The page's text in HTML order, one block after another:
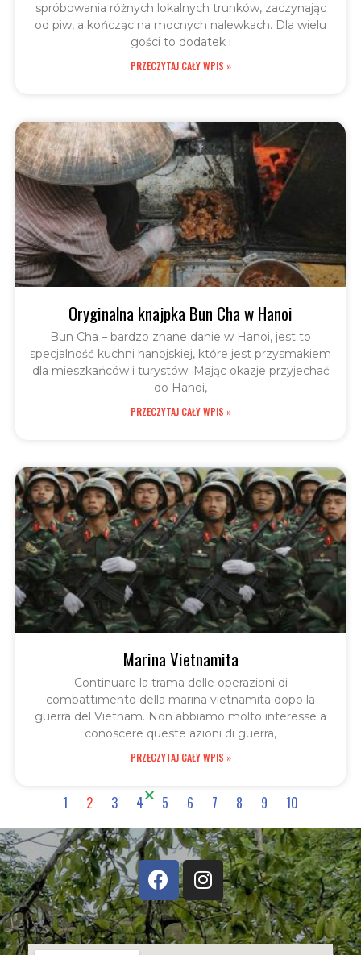
spróbowania różnych lokalnych trunków, zaczynając
od piw, a kończąc na mocnych nalewkach. Dla wielu
gości to dodatek i
PRZECZYTAJ CAŁY WPIS »
Oryginalna knajpka Bun Cha w Hanoi
Bun Cha – bardzo znane danie w Hanoi, jest to
specjalność kuchni hanojskiej, które jest przysmakiem
dla mieszkańców i turystów. Mając okazje przyjechać
do Hanoi,
PRZECZYTAJ CAŁY WPIS »
Marina Vietnamita
Continuare la trama delle operazioni di
combattimento della marina vietnamita dopo la
guerra del Vietnam. Non abbiamo molto interesse a
conoscere queste azioni di guerra,
PRZECZYTAJ CAŁY WPIS »
1 2 3 4 5 6 7 8 9 10